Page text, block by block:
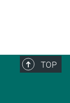
TOP